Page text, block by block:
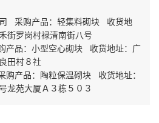
采购产品：轻集料砌块 收货地
街罗岗村禄清南街八号
产品：小型空心砌块 收货地址：广
田村８社
购产品：陶粒保温砌块 收货地址：
龙苑大厦Ａ３栋５０３